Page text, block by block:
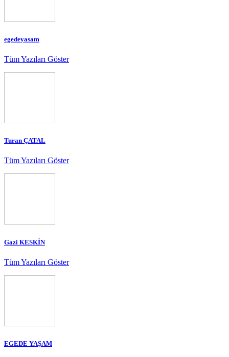
egedeyasam
Tüm Yazıları Göster
Turan ÇATAL
Tüm Yazıları Göster
Gazi KESKİN
Tüm Yazıları Göster
EGEDE YAŞAM